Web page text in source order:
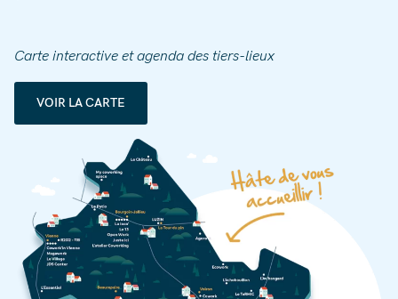
Carte interactive et agenda des tiers-lieux
VOIR LA CARTE